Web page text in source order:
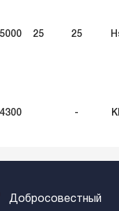
25 25
-
Добросовестный